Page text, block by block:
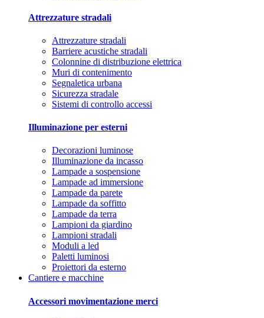
Attrezzature stradali
Attrezzature stradali
Barriere acustiche stradali
Colonnine di distribuzione elettrica
Muri di contenimento
Segnaletica urbana
Sicurezza stradale
Sistemi di controllo accessi
Illuminazione per esterni
Decorazioni luminose
Illuminazione da incasso
Lampade a sospensione
Lampade ad immersione
Lampade da parete
Lampade da soffitto
Lampade da terra
Lampioni da giardino
Lampioni stradali
Moduli a led
Paletti luminosi
Proiettori da esterno
Cantiere e macchine
Accessori movimentazione merci